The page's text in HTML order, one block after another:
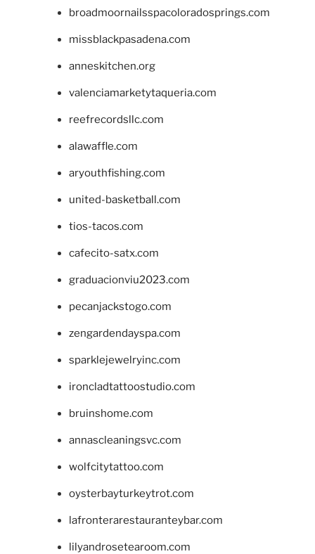
broadmoornailsspacoloradosprings.com
missblackpasadena.com
anneskitchen.org
valenciamarketytaqueria.com
reefrecordsllc.com
alawaffle.com
aryouthfishing.com
united-basketball.com
tios-tacos.com
cafecito-satx.com
graduacionviu2023.com
pecanjackstogo.com
zengardendayspa.com
sparklejewelryinc.com
ironcladtattoostudio.com
bruinshome.com
annascleaningsvc.com
wolfcitytattoo.com
oysterbayturkeytrot.com
lafronterarestauranteybar.com
lilyandrosetearoom.com